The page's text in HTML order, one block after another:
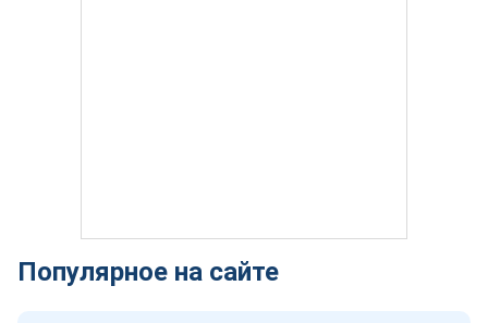
Популярное на сайте